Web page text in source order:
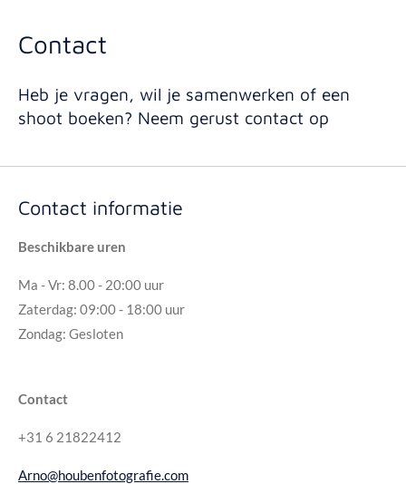
Contact
Heb je vragen, wil je samenwerken of een
shoot boeken? Neem gerust contact op
Contact informatie
Beschikbare uren
Ma - Vr: 8.00 - 20:00 uur
Zaterdag: 09:00 - 18:00 uur
Zondag: Gesloten
Contact
+31 6 21822412
Arno@houbenfotografie.com